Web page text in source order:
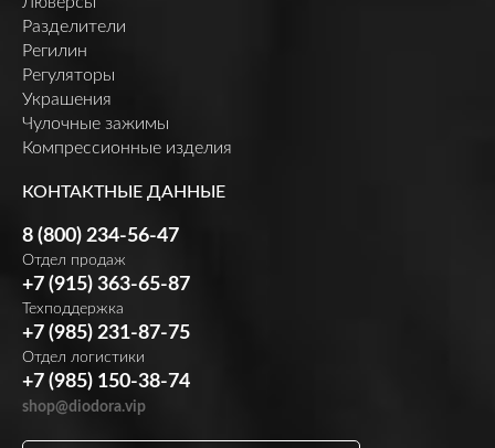
Разделители
Регилин
Регуляторы
Украшения
Чулочные зажимы
Компрессионные изделия
КОНТАКТНЫЕ ДАННЫЕ
8 (800) 234-56-47
Отдел продаж
+7 (915) 363-65-87
Техподдержка
+7 (985) 231-87-75
Отдел логистики
+7 (985) 150-38-74
shop@diodora.vip